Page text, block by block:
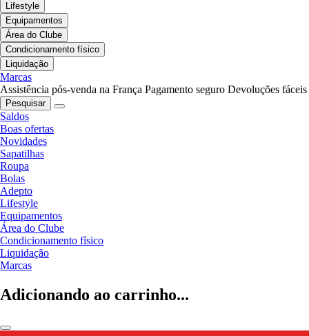
Lifestyle
Equipamentos
Área do Clube
Condicionamento físico
Liquidação
Marcas
Assistência pós-venda na França Pagamento seguro Devoluções fáceis
Pesquisar
Saldos
Boas ofertas
Novidades
Sapatilhas
Roupa
Bolas
Adepto
Lifestyle
Equipamentos
Área do Clube
Condicionamento físico
Liquidação
Marcas
Adicionando ao carrinho...